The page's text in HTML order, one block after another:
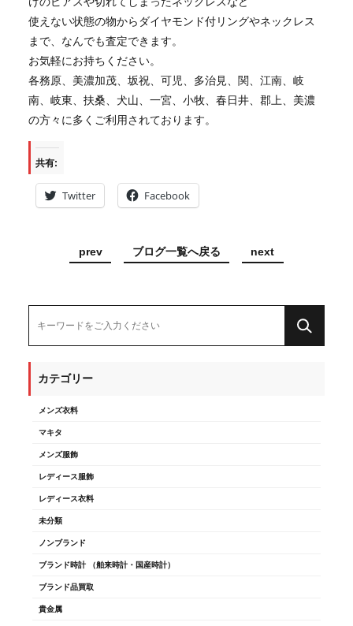
使えない状態の物からダイヤモンド付リングやネックレス
まで、なんでも査定できます。
お気軽にお持ちください。
各務原、美濃加茂、坂祝、可児、多治見、関、江南、岐
南、岐東、扶桑、犬山、一宮、小牧、春日井、郡上、美濃
の方々に多くご利用されております。
共有:
Twitter Facebook
prev ブログ一覧へ戻る next
カテゴリー
メンズ衣料
マキタ
メンズ服飾
レディース服飾
レディース衣料
未分類
ノンブランド
ブランド時計 （舶来時計・国産時計）
ブランド品買取
貴金属